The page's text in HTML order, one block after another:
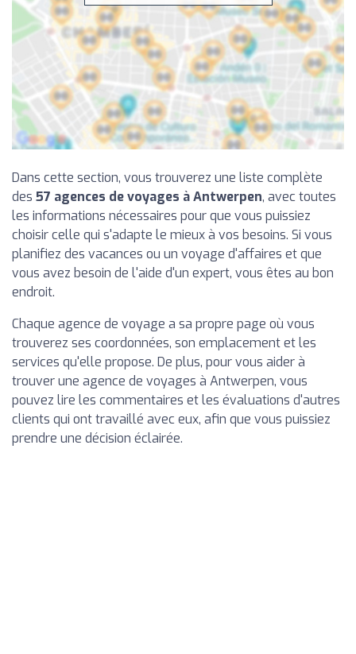
Dans cette section, vous trouverez une liste complète
des 57 agences de voyages à Antwerpen, avec toutes
les informations nécessaires pour que vous puissiez
choisir celle qui s'adapte le mieux à vos besoins. Si vous
planifiez des vacances ou un voyage d'affaires et que
vous avez besoin de l'aide d'un expert, vous êtes au bon
endroit.
Chaque agence de voyage a sa propre page où vous
trouverez ses coordonnées, son emplacement et les
services qu'elle propose. De plus, pour vous aider à
trouver une agence de voyages à Antwerpen, vous
pouvez lire les commentaires et les évaluations d'autres
clients qui ont travaillé avec eux, afin que vous puissiez
prendre une décision éclairée.